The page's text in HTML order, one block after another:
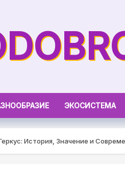
ЭКОСИСТЕМА
История, Значение и